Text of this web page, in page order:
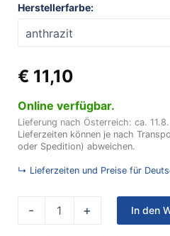
Herstellerfarbe:
€ 11,10
Online verfügbar.
Lieferung nach Österreich: ca.
Lieferzeiten können je nach
oder Spedition) abweichen.
↳ Lieferzeiten und Preise für
-
Berker
Schließer
Menge
+ In den